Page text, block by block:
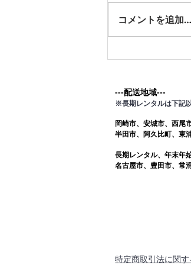
す。愛知ふと
や
コメントを追加…
---配送地域---​
※長期レンタルは下記
岡崎市、安城市、西尾
半田市、阿久比町、東
長期レンタル、年末年
名古屋市、豊田市、常
特定商取引法に関